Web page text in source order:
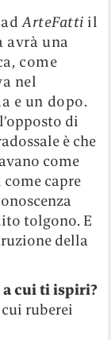
adArteFatti il
avrà una
come
nel
e un dopo.
di
è che
come
capre
tolgono. E
della
a cui ti ispiri?
ruberei